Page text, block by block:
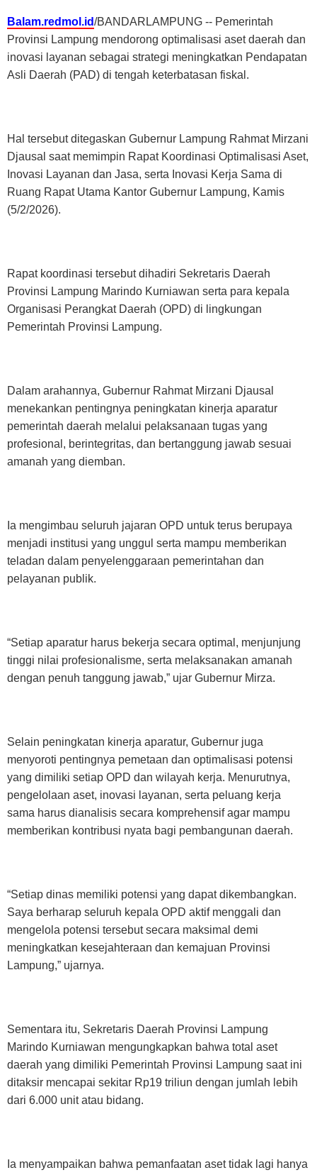
Balam.redmol.id/BANDARLAMPUNG -- Pemerintah
Provinsi Lampung mendorong optimalisasi aset daerah dan
inovasi layanan sebagai strategi meningkatkan Pendapatan
Asli Daerah (PAD) di tengah keterbatasan fiskal.
Hal tersebut ditegaskan Gubernur Lampung Rahmat Mirzani
Djausal saat memimpin Rapat Koordinasi Optimalisasi Aset,
Inovasi Layanan dan Jasa, serta Inovasi Kerja Sama di
Ruang Rapat Utama Kantor Gubernur Lampung, Kamis
(5/2/2026).
Rapat koordinasi tersebut dihadiri Sekretaris Daerah
Provinsi Lampung Marindo Kurniawan serta para kepala
Organisasi Perangkat Daerah (OPD) di lingkungan
Pemerintah Provinsi Lampung.
Dalam arahannya, Gubernur Rahmat Mirzani Djausal
menekankan pentingnya peningkatan kinerja aparatur
pemerintah daerah melalui pelaksanaan tugas yang
profesional, berintegritas, dan bertanggung jawab sesuai
amanah yang diemban.
Ia mengimbau seluruh jajaran OPD untuk terus berupaya
menjadi institusi yang unggul serta mampu memberikan
teladan dalam penyelenggaraan pemerintahan dan
pelayanan publik.
“Setiap aparatur harus bekerja secara optimal, menjunjung
tinggi nilai profesionalisme, serta melaksanakan amanah
dengan penuh tanggung jawab,” ujar Gubernur Mirza.
Selain peningkatan kinerja aparatur, Gubernur juga
menyoroti pentingnya pemetaan dan optimalisasi potensi
yang dimiliki setiap OPD dan wilayah kerja. Menurutnya,
pengelolaan aset, inovasi layanan, serta peluang kerja
sama harus dianalisis secara komprehensif agar mampu
memberikan kontribusi nyata bagi pembangunan daerah.
“Setiap dinas memiliki potensi yang dapat dikembangkan.
Saya berharap seluruh kepala OPD aktif menggali dan
mengelola potensi tersebut secara maksimal demi
meningkatkan kesejahteraan dan kemajuan Provinsi
Lampung,” ujarnya.
Sementara itu, Sekretaris Daerah Provinsi Lampung
Marindo Kurniawan mengungkapkan bahwa total aset
daerah yang dimiliki Pemerintah Provinsi Lampung saat ini
ditaksir mencapai sekitar Rp19 triliun dengan jumlah lebih
dari 6.000 unit atau bidang.
Ia menyampaikan bahwa pemanfaatan aset tidak lagi hanya